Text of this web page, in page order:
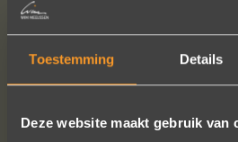
Toestemming Details
Deze website maakt gebruik van